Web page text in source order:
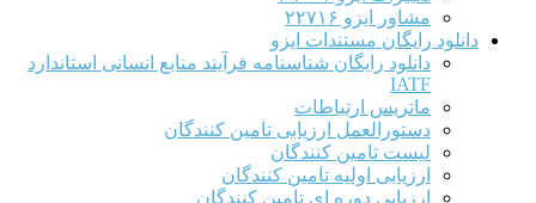
مشاور ایزو ۲۲۷۱۶
دانلود رایگان مستندات ایزو
دانلود رایگان شناسنامه فرآیند منابع انسانی استاندارد
IATF
ماتریس ارتباطات
دستورالعمل ارزیابی تامین کنندگان
لیست تامین کنندگان
ارزیابی اولیه تامین کنندگان
ارزیابی دوره ای تامین کنندگان